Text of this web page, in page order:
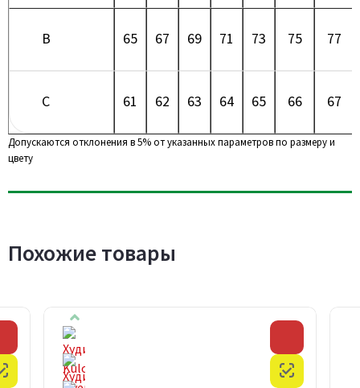
B 65 67 69 71 73 75 77
C 61 62 63 64 65 66 67
Допускаются отклонения в 5% от указанных параметров по размеру и
цвету
Похожие товары
Честный знак